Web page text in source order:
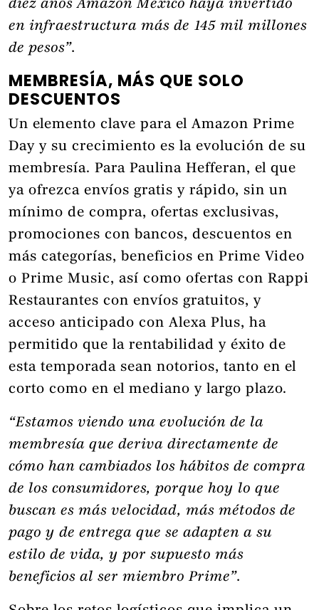
diez años Amazon México haya invertido
en infraestructura más de 145 mil millones
de pesos”.
MEMBRESÍA, MÁS QUE SOLO
DESCUENTOS
Un elemento clave para el Amazon Prime
Day y su crecimiento es la evolución de su
membresía. Para Paulina Hefferan, el que
ya ofrezca envíos gratis y rápido, sin un
mínimo de compra, ofertas exclusivas,
promociones con bancos, descuentos en
más categorías, beneficios en Prime Video
o Prime Music, así como ofertas con Rappi
Restaurantes con envíos gratuitos, y
acceso anticipado con Alexa Plus, ha
permitido que la rentabilidad y éxito de
esta temporada sean notorios, tanto en el
corto como en el mediano y largo plazo.
“Estamos viendo una evolución de la
membresía que deriva directamente de
cómo han cambiados los hábitos de compra
de los consumidores, porque hoy lo que
buscan es más velocidad, más métodos de
pago y de entrega que se adapten a su
estilo de vida, y por supuesto más
beneficios al ser miembro Prime”.